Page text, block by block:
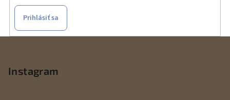
Prihlásiť sa
Instagram